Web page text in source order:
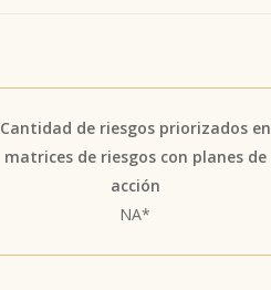
Cantidad de riesgos priorizados en
matrices de riesgos con planes de
acción
NA*